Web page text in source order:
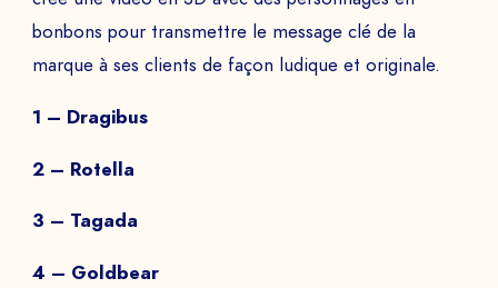
bonbons pour transmettre le message clé de la
marque à ses clients de façon ludique et originale.
1 – Dragibus
2 – Rotella
3 – Tagada
4 – Goldbear